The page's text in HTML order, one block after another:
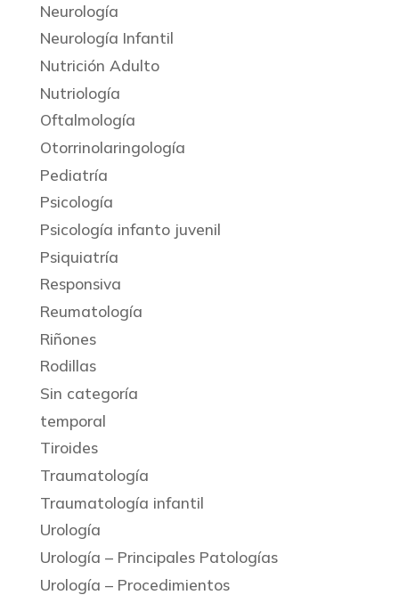
Neurología
Neurología Infantil
Nutrición Adulto
Nutriología
Oftalmología
Otorrinolaringología
Pediatría
Psicología
Psicología infanto juvenil
Psiquiatría
Responsiva
Reumatología
Riñones
Rodillas
Sin categoría
temporal
Tiroides
Traumatología
Traumatología infantil
Urología
Urología – Principales Patologías
Urología – Procedimientos